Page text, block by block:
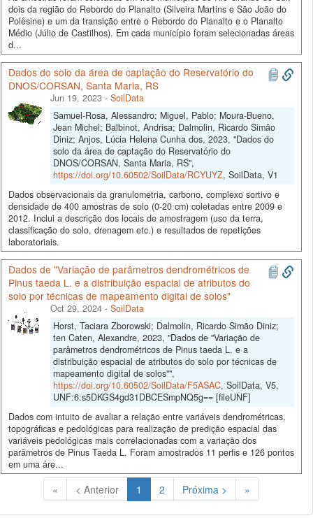
dois da região do Rebordo do Planalto (Silveira Martins e São João do
Polêsine) e um da transição entre o Rebordo do Planalto e o Planalto
Médio (Júlio de Castilhos). Em cada município foram selecionadas áreas
d...
Dados do solo da área de captação do Reservatório do
DNOS/CORSAN, Santa Maria, RS
Jun 19, 2023 - SoilData
Samuel-Rosa, Alessandro; Miguel, Pablo; Moura-Bueno,
Jean Michel; Balbinot, Andrisa; Dalmolin, Ricardo Simão
Diniz; Anjos, Lúcia Helena Cunha dos, 2023, "Dados do
solo da área de captação do Reservatório do
DNOS/CORSAN, Santa Maria, RS",
https://doi.org/10.60502/SoilData/RCYUYZ, SoilData, V1
Dados observacionais da granulometria, carbono, complexo sortivo e
densidade de 400 amostras de solo (0-20 cm) coletadas entre 2009 e
2012. Inclui a descrição dos locais de amostragem (uso da terra,
classificação do solo, drenagem etc.) e resultados de repetições
laboratoriais.
Dados de "Variação de parâmetros dendrométricos de
Pinus taeda L. e a distribuição espacial de atributos do
solo por técnicas de mapeamento digital de solos"
Oct 29, 2024 - SoilData
Horst, Taciara Zborowski; Dalmolin, Ricardo Simão Diniz;
ten Caten, Alexandre, 2023, "Dados de "Variação de
parâmetros dendrométricos de Pinus taeda L. e a
distribuição espacial de atributos do solo por técnicas de
mapeamento digital de solos"",
https://doi.org/10.60502/SoilData/F5ASAC, SoilData, V5,
UNF:6:s5DKGS4gd31DBCESmpNQ5g== [fileUNF]
Dados com intuito de avaliar a relação entre variáveis dendrométricas,
topográficas e pedológicas para realização de predição espacial das
variáveis pedológicas mais correlacionadas com a variação dos
parâmetros de Pinus Taeda L. Foram amostrados 11 perfis e 126 pontos
em uma áre...
« < Anterior 1 (Atual)
2 Próxima > »